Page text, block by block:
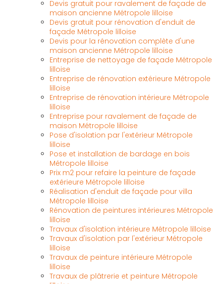
Devis gratuit pour ravalement de façade de
maison ancienne Métropole lilloise
Devis gratuit pour rénovation d'enduit de
façade Métropole lilloise
Devis pour la rénovation complète d'une
maison ancienne Métropole lilloise
Entreprise de nettoyage de façade Métropole
lilloise
Entreprise de rénovation extérieure Métropole
lilloise
Entreprise de rénovation intérieure Métropole
lilloise
Entreprise pour ravalement de façade de
maison Métropole lilloise
Pose d'isolation par l'extérieur Métropole
lilloise
Pose et installation de bardage en bois
Métropole lilloise
Prix m2 pour refaire la peinture de façade
extérieure Métropole lilloise
Réalisation d'enduit de façade pour villa
Métropole lilloise
Rénovation de peintures intérieures Métropole
lilloise
Travaux d'isolation intérieure Métropole lilloise
Travaux d'isolation par l'extérieur Métropole
lilloise
Travaux de peinture intérieure Métropole
lilloise
Travaux de plâtrerie et peinture Métropole